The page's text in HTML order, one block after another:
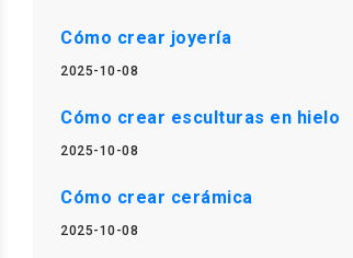
Cómo crear joyería
2025-10-08
Cómo crear esculturas en hielo
2025-10-08
Cómo crear cerámica
2025-10-08